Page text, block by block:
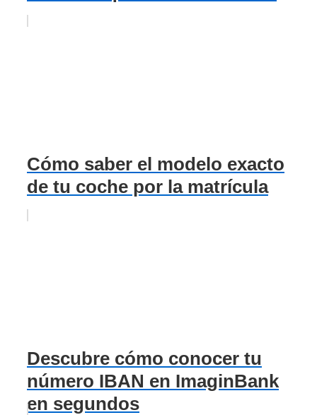
Cómo saber el modelo exacto
de tu coche por la matrícula
Descubre cómo conocer tu
número IBAN en ImaginBank
en segundos